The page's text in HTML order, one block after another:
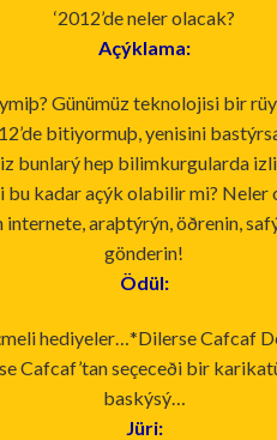
‘2012’de neler olacak?
Açýklama:
Günümüz teknolojisi bir
bitiyormuþ, yenisini
bunlarý hep bilimkurgularda
bu kadar açýk olabilir mi? Neler
araþtýrýn, öðrenin,
gönderin!
Ödül:
hediyeler…*Dilerse Cafcaf
Cafcaf’tan seçeceði bir
baskýsý…
Jüri: